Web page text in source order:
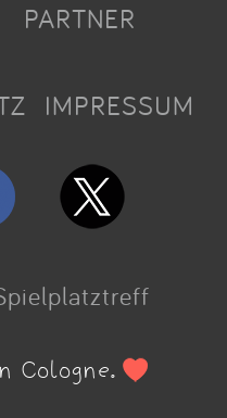
PARTNER
IMPRESSUM
Cologne.